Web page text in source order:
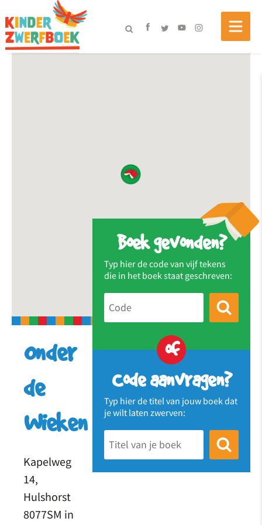
Boek gevonden?
Typ hier de code van vijf tekens
die in het boek staat geschreven:
of
Code aanvragen?
Typ hier de titel van jouw boek dat
je wilt laten zwerven:
Onder
de
Wieken
Kapelweg
14,
Hulshorst
8077SM in